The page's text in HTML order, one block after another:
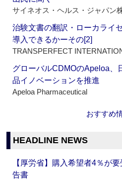
サイネオス・ヘルス・ジャパン
治験文書の翻訳・ローカライ
導入できるかーその[2]
TRANSPERFECT
グローバルCDMOのApeloa、
品イノベーションを推進
Apeloa Pharmaceutical
おすすめ
HEADLINE NEWS
【厚労省】購入希望者4％が
告書